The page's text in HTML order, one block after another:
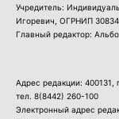
Учредитель:
Игоревич, ОГРНИП
Главный редактор:
Адрес редакции: 400131,
тел. 8(8442) 260-100
Электронный адрес